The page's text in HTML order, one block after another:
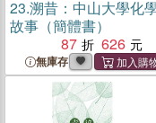
23.溯昔：中山大學化
故事（簡體書）
87
626
無庫存